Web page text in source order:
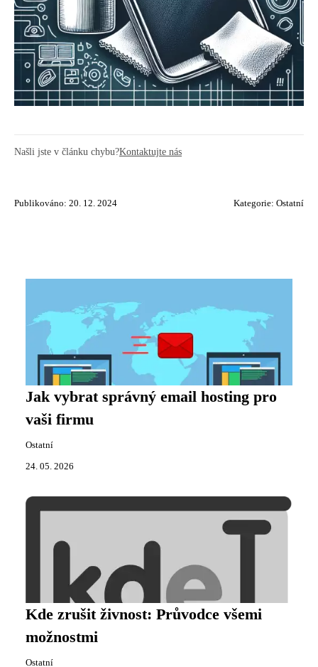
Našli jste v článku chybu?Kontaktujte nás
Publikováno: 20. 12. 2024 Kategorie: Ostatní
Jak vybrat správný email hosting pro
vaši firmu
Ostatní
24. 05. 2026
Kde zrušit živnost: Průvodce všemi
možnostmi
Ostatní